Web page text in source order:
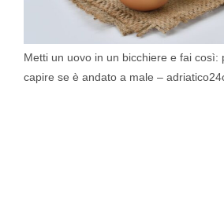
Metti un uovo in un bicchiere e fai così:
capire se è andato a male –